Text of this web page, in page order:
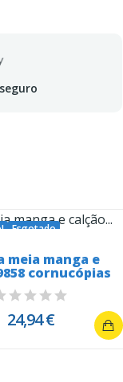
Esgotado
meia manga e
cornucópias
24,94 €